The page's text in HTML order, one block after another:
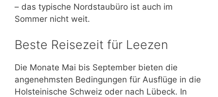
– das typische Nordstaubüro ist auch im
Sommer nicht weit.
Beste Reisezeit für Leezen
Die Monate Mai bis September bieten die
angenehmsten Bedingungen für Ausflüge in die
Holsteinische Schweiz oder nach Lübeck. In